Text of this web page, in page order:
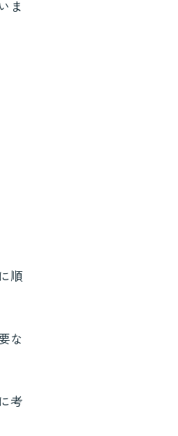
ま
順
な
考